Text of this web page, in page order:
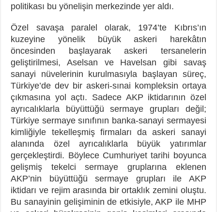
politikası bu yönelişin merkezinde yer aldı.
Özel savaşa paralel olarak, 1974’te Kıbrıs’ın
kuzeyine yönelik büyük askeri harekâtın
öncesinden başlayarak askeri tersanelerin
geliştirilmesi, Aselsan ve Havelsan gibi savaş
sanayi nüvelerinin kurulmasıyla başlayan süreç,
Türkiye’de dev bir askeri-sınai kompleksin ortaya
çıkmasına yol açtı. Sadece AKP iktidarının özel
ayrıcalıklarla büyüttüğü sermaye grupları değil;
Türkiye sermaye sınıfının banka-sanayi sermayesi
kimliğiyle tekelleşmiş firmaları da askeri sanayi
alanında özel ayrıcalıklarla büyük yatırımlar
gerçekleştirdi. Böylece Cumhuriyet tarihi boyunca
gelişmiş tekelci sermaye gruplarına eklenen
AKP’nin büyüttüğü sermaye grupları ile AKP
iktidarı ve rejim arasında bir ortaklık zemini oluştu.
Bu sanayinin gelişiminin de etkisiyle, AKP ile MHP